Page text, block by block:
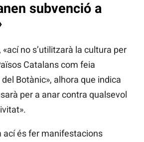
subvenció a
no s’utilitzarà la cultura per
Catalans com feia
Botànic», alhora que indica
per a anar contra qualsevol
ací és fer manifestacions